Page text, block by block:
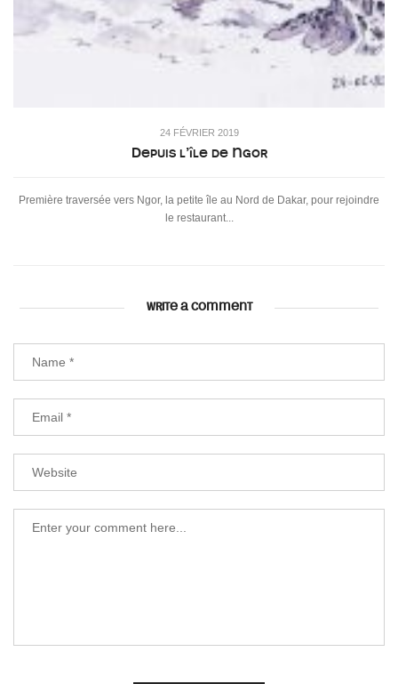
24 FÉVRIER 2019
Depuis l’île de Ngor
Première traversée vers Ngor, la petite île au Nord de Dakar, pour rejoindre
le restaurant...
WRITE A COMMENT